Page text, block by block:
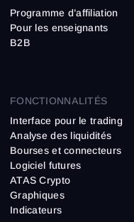
FONCTIONNALITÉS
Interface pour le trading
Analyse des liquidités
Bourses et connecteurs
Logiciel futures
ATAS Crypto
Graphiques
Indicateurs
Programme d’affiliation
Pour les enseignants
B2B